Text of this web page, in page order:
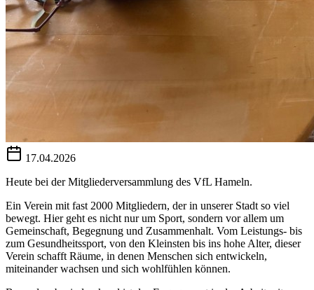
17.04.2026
Heute bei der Mitgliederversammlung des VfL Hameln.
Ein Verein mit fast 2000 Mitgliedern, der in unserer Stadt so viel
bewegt. Hier geht es nicht nur um Sport, sondern vor allem um
Gemeinschaft, Begegnung und Zusammenhalt. Vom Leistungs- bis
zum Gesundheitssport, von den Kleinsten bis ins hohe Alter, dieser
Verein schafft Räume, in denen Menschen sich entwickeln,
miteinander wachsen und sich wohlfühlen können.